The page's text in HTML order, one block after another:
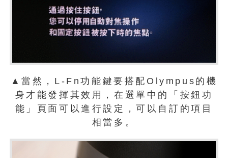
▲當然，L-Fn功能鍵要搭配Olympus的機
身才能發揮其效用，在選單中的「按鈕功
能」頁面可以進行設定，可以自訂的項目
相當多。